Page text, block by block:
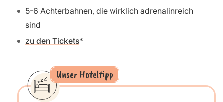
5-6 Achterbahnen, die wirklich adrenalinreich
sind
zu den Tickets
Unser Hoteltipp